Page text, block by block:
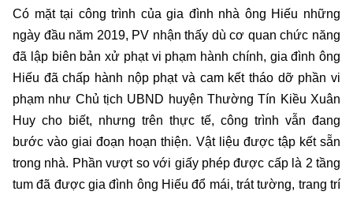
Có mặt tại công trình của gia đình nhà ông Hiếu những
ngày đầu năm 2019, PV nhận thấy dù cơ quan chức năng
đã lập biên bản xử phạt vi phạm hành chính, gia đình ông
Hiếu đã chấp hành nộp phạt và cam kết tháo dỡ phần vi
phạm như Chủ tịch UBND huyện Thường Tín Kiều Xuân
Huy cho biết, nhưng trên thực tế, công trình vẫn đang
bước vào giai đoạn hoạn thiện. Vật liệu được tập kết sẵn
trong nhà. Phần vượt so với giấy phép được cấp là 2 tầng
tum đã được gia đình ông Hiếu đổ mái, trát tường, trang trí